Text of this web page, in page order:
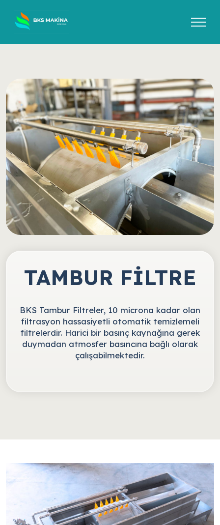
TAMBUR FİLTRE
BKS Tambur Filtreler, 10 microna kadar olan
filtrasyon hassasiyetli otomatik temizlemeli
filtrelerdir. Harici bir basınç kaynağına gerek
duymadan atmosfer basıncına bağlı olarak
çalışabilmektedir.